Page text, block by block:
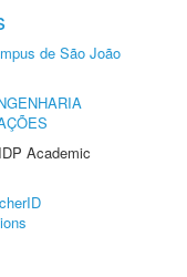
de São João
Academic